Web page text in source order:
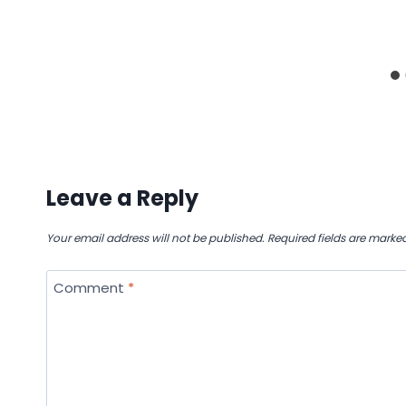
Leave a Reply
Your email address will not be published. Required fields are
Comment *